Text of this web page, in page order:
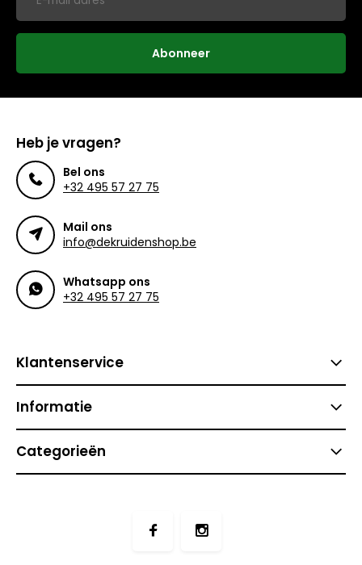
Abonneer
Heb je vragen?
Bel ons
+32 495 57 27 75
Mail ons
info@dekruidenshop.be
Whatsapp ons
+32 495 57 27 75
Klantenservice
Informatie
Categorieën